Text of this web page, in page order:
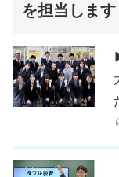
を担当します